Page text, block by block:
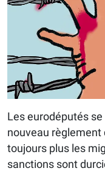
Les eurodéputés
nouveau
toujours plus les
sanctions sont